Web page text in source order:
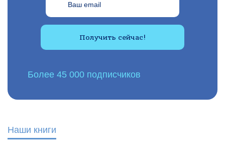
Получить сейчас!
Более 45 000 подписчиков
Наши книги